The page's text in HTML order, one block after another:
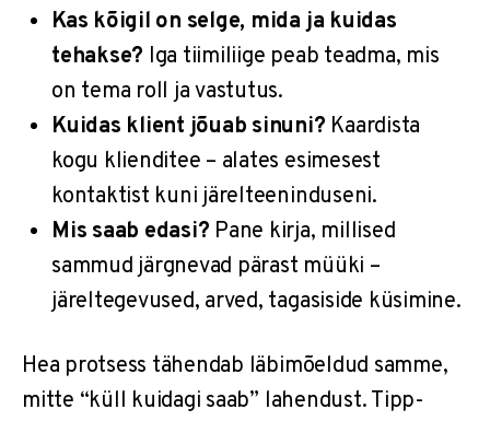
Kas kõigil on selge, mida ja kuidas
tehakse? Iga tiimiliige peab teadma, mis
on tema roll ja vastutus.
Kuidas klient jõuab sinuni? Kaardista
kogu klienditee – alates esimesest
kontaktist kuni järelteeninduseni.
Mis saab edasi? Pane kirja, millised
sammud järgnevad pärast müüki –
järeltegevused, arved, tagasiside küsimine.
Hea protsess tähendab läbimõeldud samme,
mitte “küll kuidagi saab” lahendust. Tipp-